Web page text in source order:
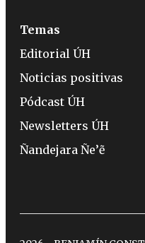
Temas
Editorial ÚH
Noticias positivas
Pódcast ÚH
Newsletters ÚH
Ñandejara Ñe’ẽ